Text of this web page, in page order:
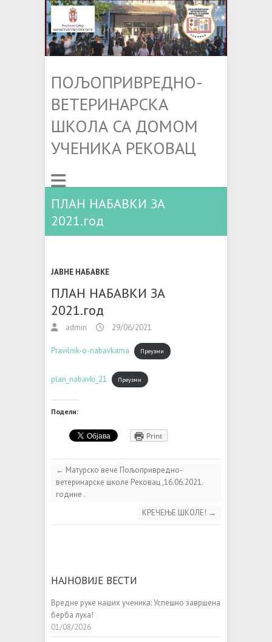
ПОЉОПРИВРЕДНО-
ВЕТЕРИНАРСКА
ШКОЛА СА ДОМОМ
УЧЕНИКА РЕКОВАЦ
ПЛАН НАБАВКИ ЗА
2021.год
ЈАВНЕ НАБАВКЕ
ПЛАН НАБАВКИ ЗА
2021.год
admin 29/06/2021
Pravilnik-o-nabavkama Преузми
plan_nabavki_21 Преузми
Подели:
Print
← Матурско вече Пољопривредно-
ветеринарске школе Рековац ,16.06.2021.
године .
КРЕЧЕЊЕ ШКОЛЕ! →
НАЈНОВИЈЕ ВЕСТИ
Вредне руке наших ученика: Успешно завршена
берба лука!
01/08/2026